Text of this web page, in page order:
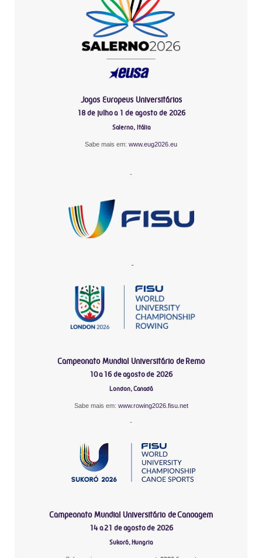
Jogos Europeus Universitários
18 de julho a 1 de agosto de 2026
Salerno, Itália
Sabe mais em: www.eug2026.eu
-
-
Campeonato Mundial Universitário de Remo
10 a 16 de agosto de 2026
London, Canadá
Sabe mais em: www.rowing2026.fisu.net
-
Campeonato Mundial Universitário de Canoagem
14 a 21 de agosto de 2026
Sukoró, Hungria